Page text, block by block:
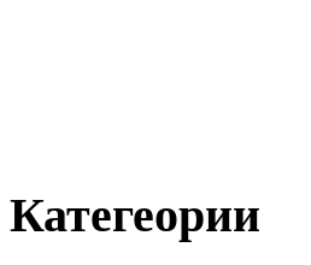
Категеории